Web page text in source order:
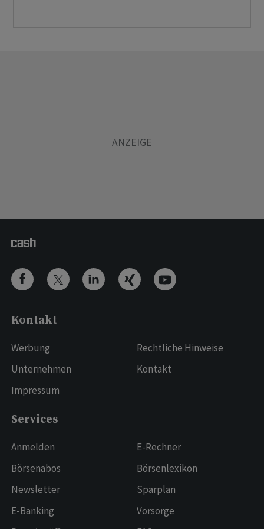
Kontakt
Werbung
Unternehmen
Impressum
Rechtliche Hinweise
Kontakt
Services
Anmelden
Börsenabos
Newsletter
E-Banking
E-Rechner
Börsenlexikon
Sparplan
Vorsorge